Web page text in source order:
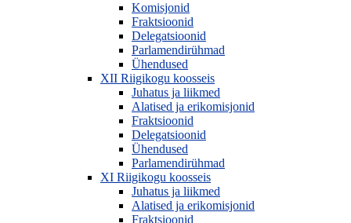
Komisjonid
Fraktsioonid
Delegatsioonid
Parlamendirühmad
Ühendused
XII Riigikogu koosseis
Juhatus ja liikmed
Alatised ja erikomisjonid
Fraktsioonid
Delegatsioonid
Ühendused
Parlamendirühmad
XI Riigikogu koosseis
Juhatus ja liikmed
Alatised ja erikomisjonid
Fraktsioonid